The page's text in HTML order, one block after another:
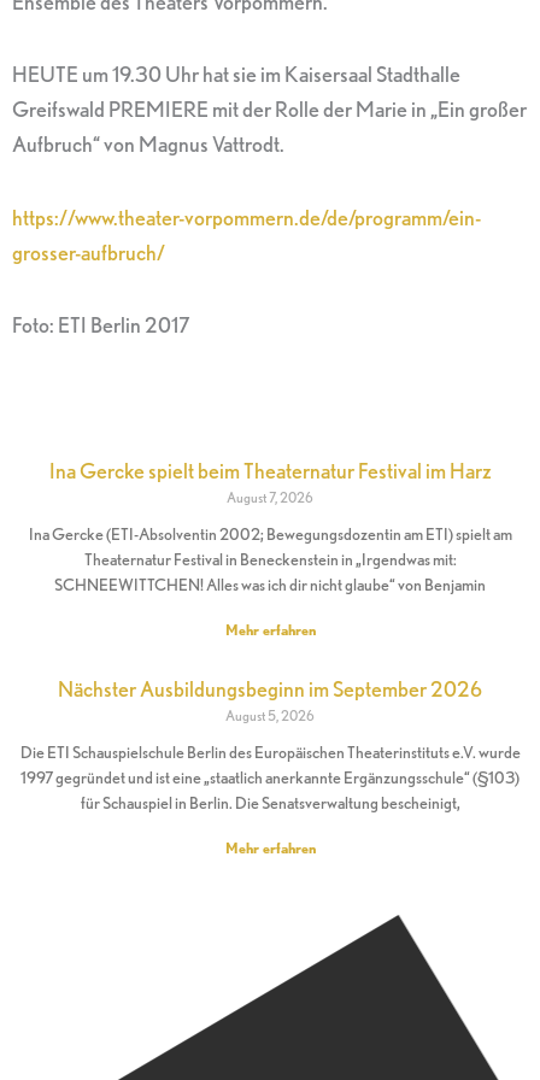
HEUTE um 19.30 Uhr hat sie im Kaisersaal Stadthalle
Greifswald PREMIERE mit der Rolle der Marie in „Ein großer
Aufbruch“ von Magnus Vattrodt.
https://www.theater-vorpommern.de/de/programm/ein-
grosser-aufbruch/
Foto: ETI Berlin 2017
Ina Gercke spielt beim Theaternatur Festival im Harz
August 7, 2026
Ina Gercke (ETI-Absolventin 2002; Bewegungsdozentin am ETI) spielt am
Theaternatur Festival in Beneckenstein in „Irgendwas mit:
SCHNEEWITTCHEN! Alles was ich dir nicht glaube“ von Benjamin
Mehr erfahren
Nächster Ausbildungsbeginn im September 2026
August 5, 2026
Die ETI Schauspielschule Berlin des Europäischen Theaterinstituts e.V. wurde
1997 gegründet und ist eine „staatlich anerkannte Ergänzungsschule“ (§103)
für Schauspiel in Berlin. Die Senatsverwaltung bescheinigt,
Mehr erfahren